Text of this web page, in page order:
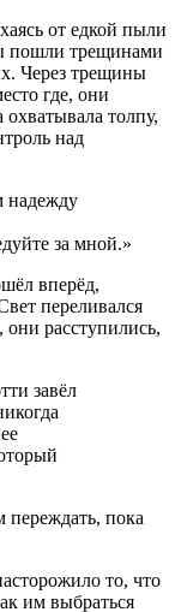
от едкой пыли
пошли трещинами
Через трещины
где, они
толпу,
над
надежду
за мной.»
вперёд,
переливался
расступились,
завёл
пока
то, что
им выбраться